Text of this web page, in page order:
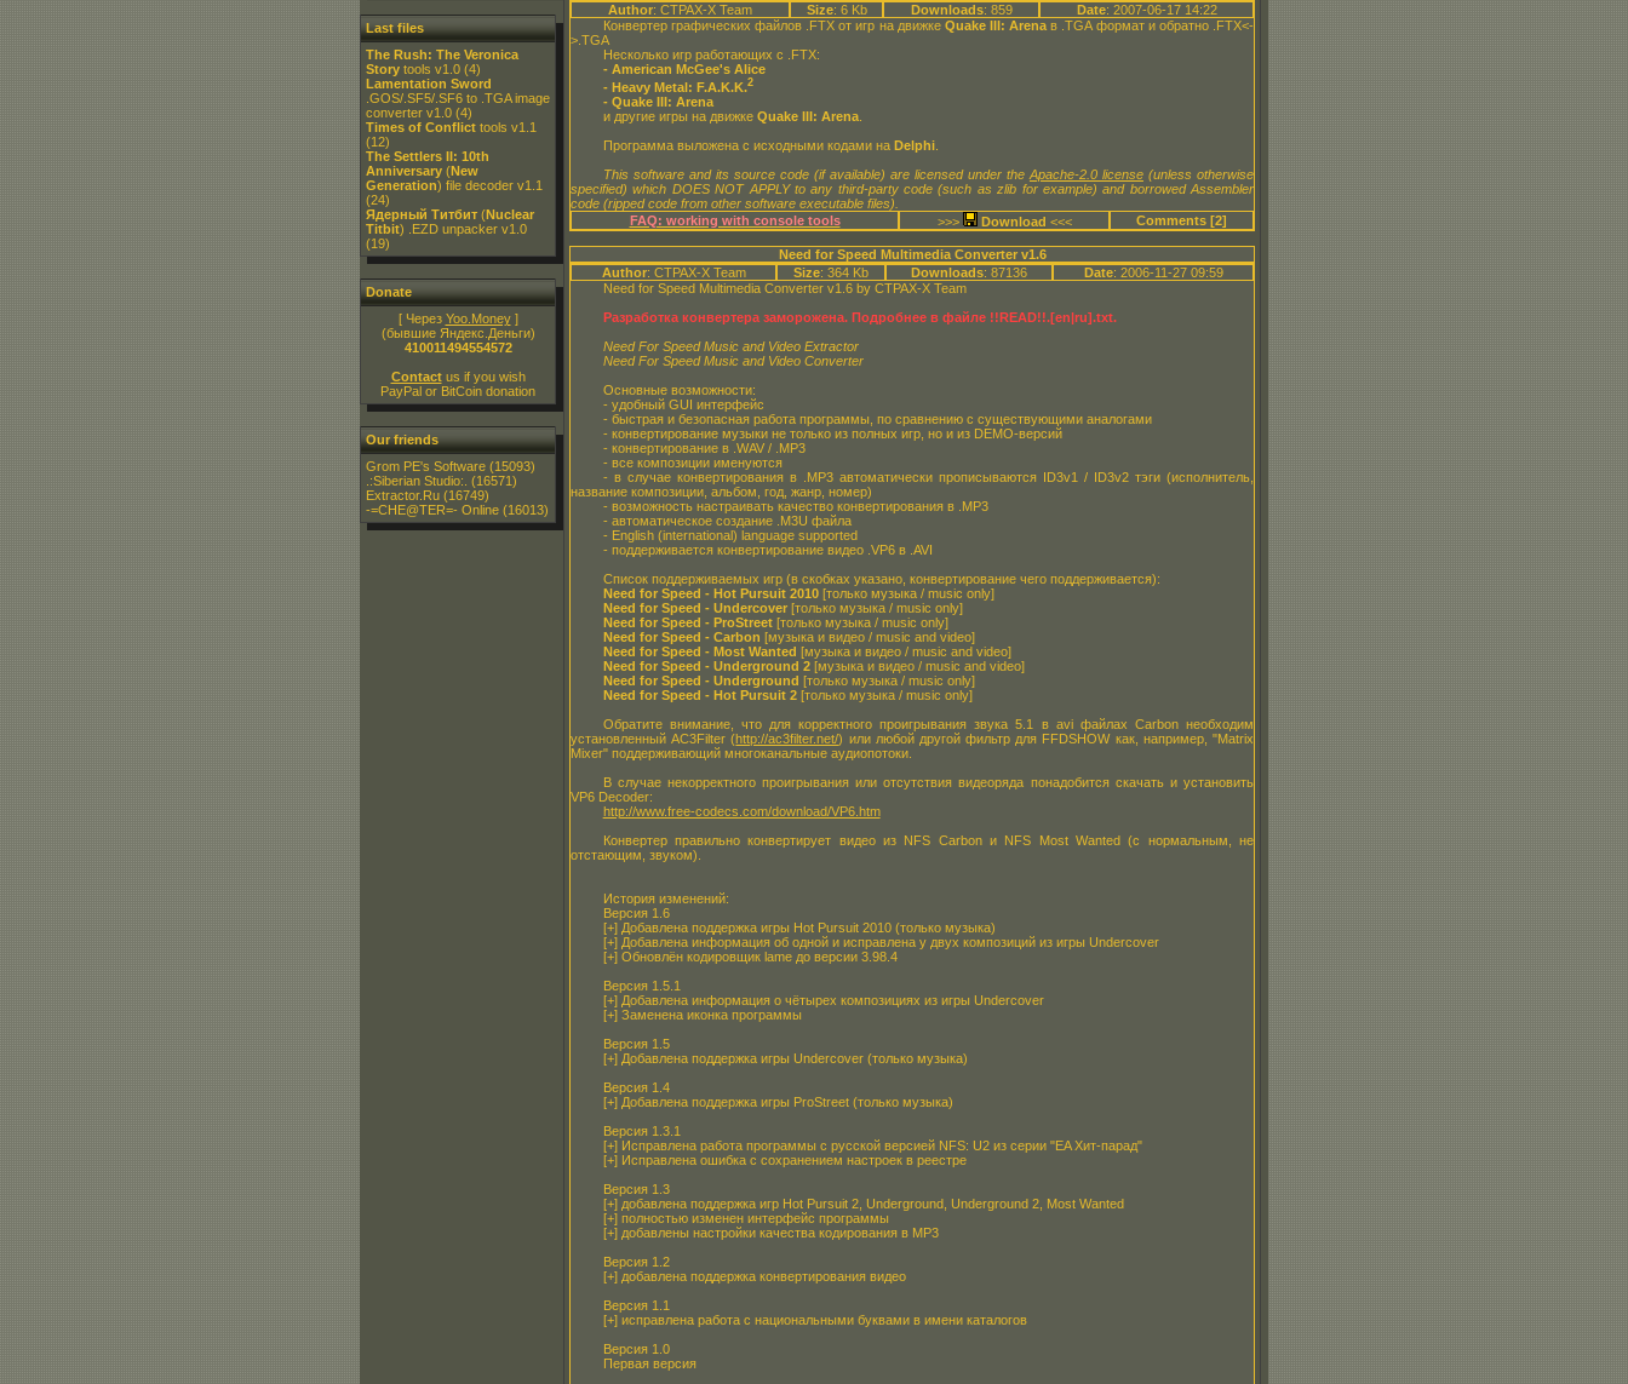
Last files
The Rush: The Veronica
Story tools v1.0 (4)
Lamentation Sword
.GOS/.SF5/.SF6 to .TGA image
converter v1.0 (4)
Times of Conflict tools v1.1
(12)
The Settlers II: 10th
Anniversary (New
Generation) file decoder v1.1
(24)
Ядерный Титбит (Nuclear
Titbit) .EZD unpacker v1.0
(19)
Donate
[ Через Yoo.Money]
(бывшие Яндекс.Деньги)
410011494554572
Contactus if you wish
PayPal or BitCoin donation
Our friends
Grom PE's Software (15093)
.:Siberian Studio:. (16571)
Extractor.Ru (16749)
-=CHE@TER=- Online (16013)
Author: CTPAX-X Team Size: 6 Kb Downloads: 859 Date: 2007-06-17 14:22
Конвертер графических файлов .FTX от игр на движке Quake III: Arena в .TGA формат и обратно .FTX<-
>.TGA
Несколько игр работающих с .FTX:
- American McGee's Alice
- Heavy Metal: F.A.K.K.2
- Quake III: Arena
и другие игры на движке Quake III: Arena.
Программа выложена с исходными кодами на Delphi.
This software and its source code (if available) are licensed under the Apache-2.0 license(unless otherwise
specified) which DOES NOT APPLY to any third-party code (such as zlib for example) and borrowed Assembler
code (ripped code from other software executable files).
FAQ: working with console tools
>>> <<< Comments [2]
Need for Speed Multimedia Converter v1.6
Author: CTPAX-X Team Size: 364 Kb Downloads: 87136 Date: 2006-11-27 09:59
Need for Speed Multimedia Converter v1.6 by CTPAX-X Team
Разработка конвертера заморожена. Подробнее в файле !!READ!!.[en|ru].txt.
Need For Speed Music and Video Extractor
Need For Speed Music and Video Converter
Основные возможности:
- удобный GUI интерфейс
- быстрая и безопасная работа программы, по сравнению с существующими аналогами
- конвертирование музыки не только из полных игр, но и из DEMO-версий
- конвертирование в .WAV / .MP3
- все композиции именуются
- в случае конвертирования в .MP3 автоматически прописываются ID3v1 / ID3v2 тэги (исполнитель,
название композиции, альбом, год, жанр, номер)
- возможность настраивать качество конвертирования в .MP3
- автоматическое создание .M3U файла
- English (international) language supported
- поддерживается конвертирование видео .VP6 в .AVI
Список поддерживаемых игр (в скобках указано, конвертирование чего поддерживается):
Need for Speed - Hot Pursuit 2010[только музыка / music only]
Need for Speed - Undercover[только музыка / music only]
Need for Speed - ProStreet[только музыка / music only]
Need for Speed - Carbon [музыка и видео / music and video]
Need for Speed - Most Wanted [музыка и видео / music and video]
Need for Speed - Underground 2[музыка и видео / music and video]
Need for Speed - Underground [только музыка / music only]
Need for Speed - Hot Pursuit 2[только музыка / music only]
Обратите внимание, что для корректного проигрывания звука 5.1 в avi файлах Carbon необходим
установленный AC3Filter (http://ac3filter.net/) или любой другой фильтр для FFDSHOW как, например, "Matrix
Mixer" поддерживающий многоканальные аудиопотоки.
В случае некорректного проигрывания или отсутствия видеоряда понадобится скачать и установить
VP6 Decoder:
http://www.free-codecs.com/download/VP6.htm
Конвертер правильно конвертирует видео из NFS Carbon и NFS Most Wanted (с нормальным, не
отстающим, звуком).
История изменений:
Версия 1.6
[+] Добавлена поддержка игры Hot Pursuit 2010 (только музыка)
[+] Добавлена информация об одной и исправлена у двух композиций из игры Undercover
[+] Обновлён кодировщик lame до версии 3.98.4
Версия 1.5.1
[+] Добавлена информация о чётырех композициях из игры Undercover
[+] Заменена иконка программы
Версия 1.5
[+] Добавлена поддержка игры Undercover (только музыка)
Версия 1.4
[+] Добавлена поддержка игры ProStreet (только музыка)
Версия 1.3.1
[+] Исправлена работа программы с русской версией NFS: U2 из серии "EA Хит-парад"
[+] Исправлена ошибка с сохранением настроек в реестре
Версия 1.3
[+] добавлена поддержка игр Hot Pursuit 2, Underground, Underground 2, Most Wanted
[+] полностью изменен интерфейс программы
[+] добавлены настройки качества кодирования в MP3
Версия 1.2
[+] добавлена поддержка конвертирования видео
Версия 1.1
[+] исправлена работа с национальными буквами в имени каталогов
Версия 1.0
Первая версия